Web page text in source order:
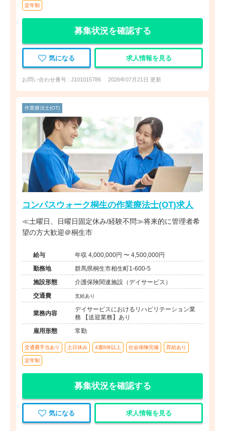
定年制
募集状況を確認する
気になる 求人情報を見る
お問い合わせ番号 : J101015786 2026年07月21日 更新
作業療法士(OT)
コンパスウォーク桐生の作業療法士(OT)求人
≪土曜日、日曜日固定休み/経験不問≫将来的に管理者希
望の方大歓迎＠桐生市
給与
年収 4,000,000円 〜 4,500,000円
勤務地
群馬県桐生市相生町1-600-5
施設形態
介護保険関連施設（デイサービス）
交通費
支給あり
業務内容
デイサービスにおけるリハビリテーション業
務 【送迎業務】あり
雇用形態
常勤
交通費手当あり 土日休み 4週8休以上 社会保険完備 昇給あり
定年制
募集状況を確認する
気になる 求人情報を見る